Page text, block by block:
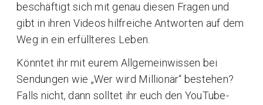
beschäftigt sich mit genau diesen Fragen und
gibt in ihren Videos hilfreiche Antworten auf dem
Weg in ein erfüllteres Leben.
Könntet ihr mit eurem Allgemeinwissen bei
Sendungen wie „Wer wird Millionär“ bestehen?
Falls nicht, dann solltet ihr euch den YouTube-